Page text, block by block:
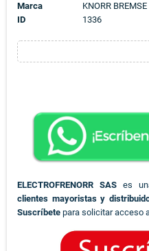
Marca
KNORR BREMSE
ID
1336
ELECTROFRENORR SAS es
clientes mayoristas y
Suscríbete para solicitar acceso